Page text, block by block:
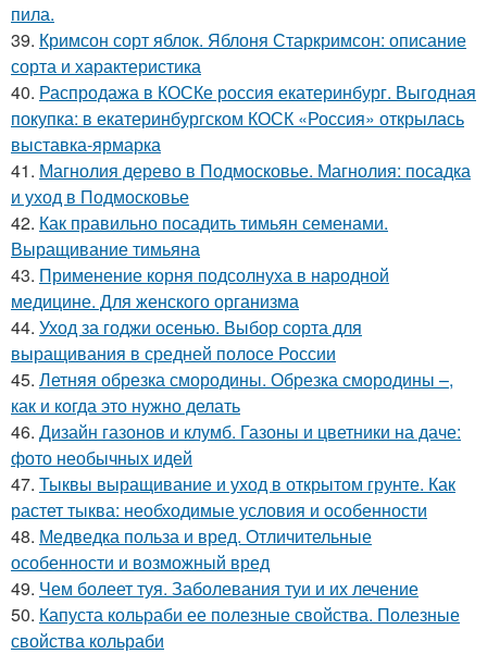
пила.
39. Кримсон сорт яблок. Яблоня Старкримсон: описание
сорта и характеристика
40. Распродажа в КОСКе россия екатеринбург. Выгодная
покупка: в екатеринбургском КОСК «Россия» открылась
выставка-ярмарка
41. Магнолия дерево в Подмосковье. Магнолия: посадка
и уход в Подмосковье
42. Как правильно посадить тимьян семенами.
Выращивание тимьяна
43. Применение корня подсолнуха в народной
медицине. Для женского организма
44. Уход за годжи осенью. Выбор сорта для
выращивания в средней полосе России
45. Летняя обрезка смородины. Обрезка смородины –,
как и когда это нужно делать
46. Дизайн газонов и клумб. Газоны и цветники на даче:
фото необычных идей
47. Тыквы выращивание и уход в открытом грунте. Как
растет тыква: необходимые условия и особенности
48. Медведка польза и вред. Отличительные
особенности и возможный вред
49. Чем болеет туя. Заболевания туи и их лечение
50. Капуста кольраби ее полезные свойства. Полезные
свойства кольраби